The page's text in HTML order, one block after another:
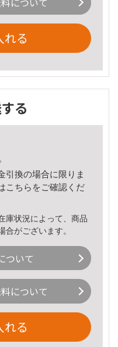
れる
る
引換の場合に限りま
こちら をご確認くだ
庫状況によって、商品
合がございます。
ついて
について
れる